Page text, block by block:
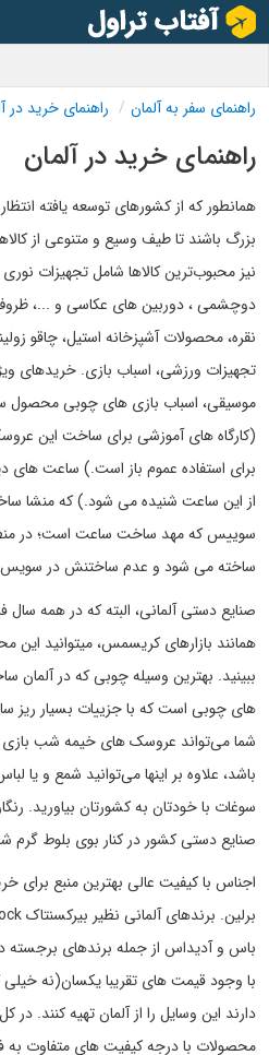
راهنمای سفر به آلمان راهنمای خرید در
راهنمای خرید در آلمان
همانطور که از کشورهای توسعه یافته
بزرگ باشند تا طیف وسیع و متنوعی از
نیز محبوب‌ترین کالاها شامل تجهیزات
دوچشمی ، دوربین های عکاسی و ...،
نقره، محصولات آشپزخانه استیل، چاقو
تجهیزات ورزشی، اسباب بازی. خریدهای
موسیقی، اسباب بازی های چوبی محصول
(کارگاه های آموزشی برای ساخت این
برای استفاده عموم باز است.) ساعت های
از این ساعت شنیده می شود.) که منشا
سوییس که مهد ساخت ساعت است؛ در
ساخته می شود و عدم ساختنش در سویس
صنایع دستی آلمانی، البته که در همه
همانند بازارهای کریسمس، میتوانید این
ببینید. بهترین وسیله چوبی که در آلمان
های چوبی است که با جزییات بسیار ریز
شما می‌تواند عروسک های خیمه شب
باشد، علاوه بر اینها می‌توانید شمع و یا
سوغات با خودتان به کشورتان بیاورید.
صنایع دستی کشور در کنار بوی بلوط
اجناس با کیفیت عالی بهترین منبع
باس و آدیداس از جمله برندهای برجسته
با وجود قیمت های تقریبا یکسان(نه
دارند این وسایل را از آلمان تهیه کنند.
محصولات با درجه کیفیت های متفاوت